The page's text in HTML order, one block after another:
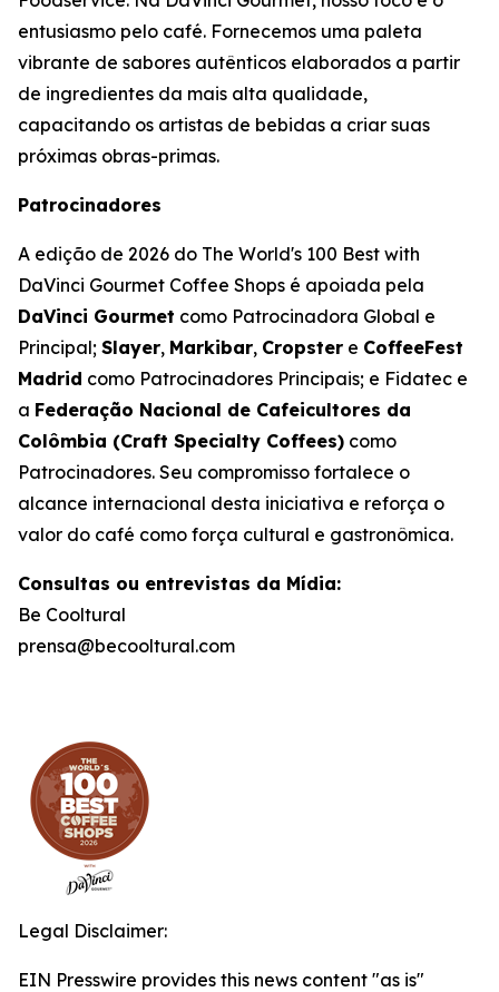
entusiasmo pelo café. Fornecemos uma paleta
vibrante de sabores autênticos elaborados a partir
de ingredientes da mais alta qualidade,
capacitando os artistas de bebidas a criar suas
próximas obras-primas. ​
Patrocinadores
A edição de 2026 do The World's 100 Best with
DaVinci Gourmet Coffee Shops é apoiada pela
DaVinci Gourmet como Patrocinadora Global e
Principal; Slayer, Markibar, Cropster e CoffeeFest
Madrid como Patrocinadores Principais; e Fidatec e
a Federação Nacional de Cafeicultores da
Colômbia (Craft Specialty Coffees) como
Patrocinadores. Seu compromisso fortalece o
alcance internacional desta iniciativa e reforça o
valor do café como força cultural e gastronômica.
Consultas ou entrevistas da Mídia:
Be Cooltural
prensa@becooltural.com
Legal Disclaimer:
EIN Presswire provides this news content "as is"